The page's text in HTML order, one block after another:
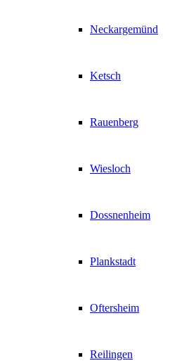
Neckargemünd
Ketsch
Rauenberg
Wiesloch
Dossnenheim
Plankstadt
Oftersheim
Reilingen